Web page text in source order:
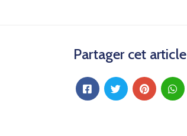
Partager cet article